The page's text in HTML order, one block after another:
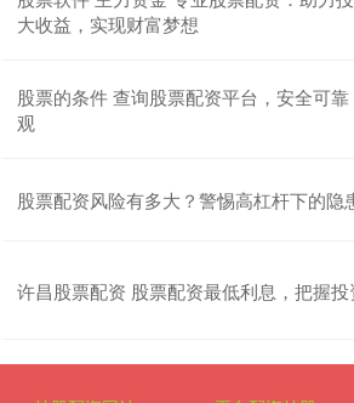
大收益，实现财富梦想
股票的条件 查询股票配资平台，安全可
观
股票配资风险有多大？警惕高杠杆下的隐
许昌股票配资 股票配资最低利息，把握